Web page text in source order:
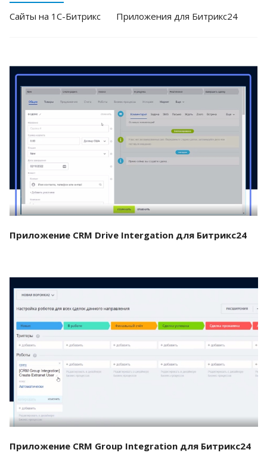
Cайты на 1С-Битрикс Приложения для Битрикс24
Смотреть проект
Приложение CRM Drive Intergation для Битрикс24
Смотреть проект
Приложение CRM Group Integration для Битрикс24